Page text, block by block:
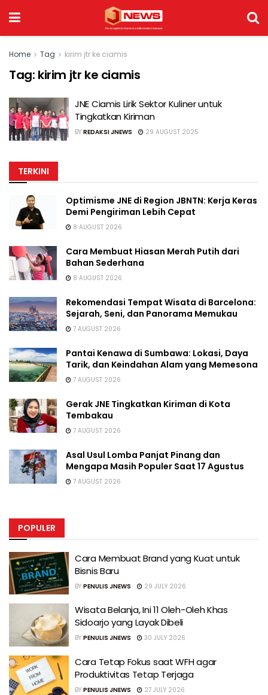
Home Tag kirim jtr ke ciamis
Tag: kirim jtr ke ciamis
JNE Ciamis Lirik Sektor Kuliner untuk
Tingkatkan Kiriman
BY REDAKSI JNEWS 29 AUGUST 2025
TERKINI
Optimisme JNE di Region JBNTN: Kerja Keras
Demi Pengiriman Lebih Cepat
8 AUGUST 2026
Cara Membuat Hiasan Merah Putih dari
Bahan Sederhana
8 AUGUST 2026
Rekomendasi Tempat Wisata di Barcelona:
Sejarah, Seni, dan Panorama Memukau
7 AUGUST 2026
Pantai Kenawa di Sumbawa: Lokasi, Daya
Tarik, dan Keindahan Alam yang Memesona
7 AUGUST 2026
Gerak JNE Tingkatkan Kiriman di Kota
Tembakau
7 AUGUST 2026
Asal Usul Lomba Panjat Pinang dan
Mengapa Masih Populer Saat 17 Agustus
7 AUGUST 2026
POPULER
Cara Membuat Brand yang Kuat untuk
Bisnis Baru
BY PENULIS JNEWS 29 JULY 2026
Wisata Belanja, Ini 11 Oleh-Oleh Khas
Sidoarjo yang Layak Dibeli
BY PENULIS JNEWS 30 JULY 2026
Cara Tetap Fokus saat WFH agar
Produktivitas Tetap Terjaga
BY PENULIS JNEWS 27 JULY 2026